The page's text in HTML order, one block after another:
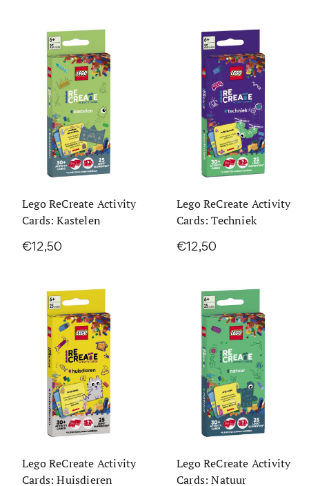
Lego ReCreate Activity
Cards: Kastelen
€12,50
Lego ReCreate Activity
Cards: Techniek
€12,50
Lego ReCreate Activity
Cards: Huisdieren
Lego ReCreate Activity
Cards: Natuur